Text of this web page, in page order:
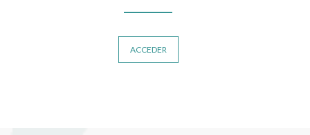
ACCEDER